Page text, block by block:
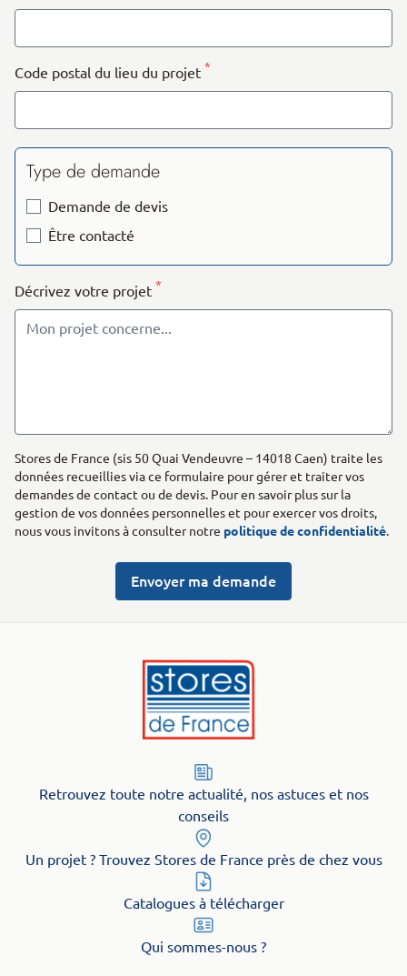
Code postal du lieu du projet *
Type de demande
Demande de devis
Être contacté
Décrivez votre projet *
Stores de France (sis 50 Quai Vendeuvre – 14018 Caen) traite les
données recueillies via ce formulaire pour gérer et traiter vos
demandes de contact ou de devis. Pour en savoir plus sur la
gestion de vos données personnelles et pour exercer vos droits,
nous vous invitons à consulter notre politique de confidentialité.
Envoyer ma demande
Retrouvez toute notre actualité, nos astuces et nos
conseils
Un projet ? Trouvez Stores de France près de chez vous
Catalogues à télécharger
Qui sommes-nous ?